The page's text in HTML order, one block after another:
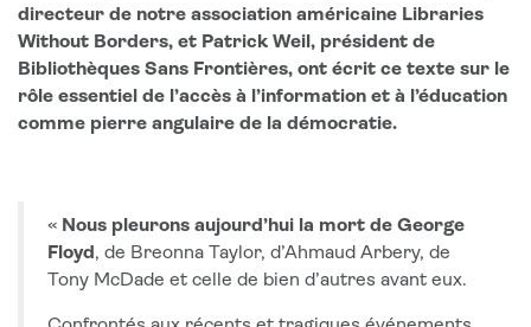
directeur de notre association américaine Libraries
Without Borders, et Patrick Weil, président de
Bibliothèques Sans Frontières, ont écrit ce texte sur le
rôle essentiel de l’accès à l’information et à l’éducation
comme pierre angulaire de la démocratie.
« Nous pleurons aujourd’hui la mort de George
Floyd , de Breonna Taylor, d’Ahmaud Arbery, de
Tony McDade et celle de bien d’autres avant eux.